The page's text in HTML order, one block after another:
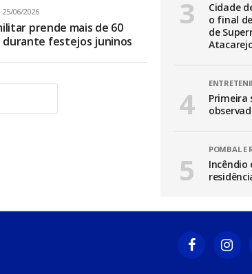
25/06/2026
prende mais de 60
durante festejos juninos
Cidade
o final
de
Primeira
POMBAL E
Incêndio